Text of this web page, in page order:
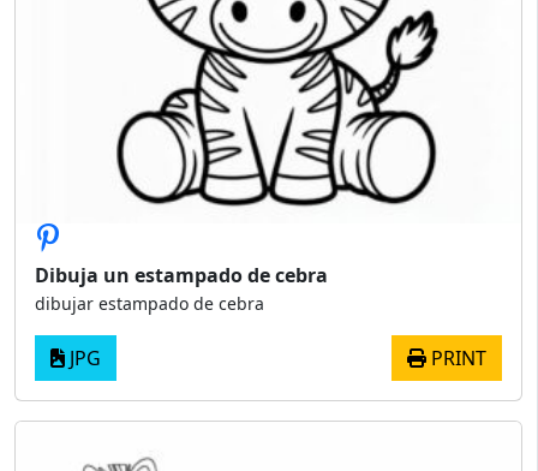
Dibuja un estampado de cebra
dibujar estampado de cebra
JPG PRINT